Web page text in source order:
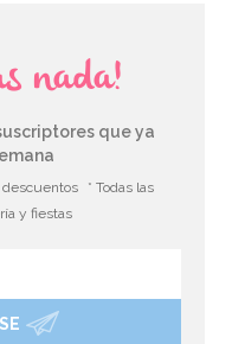
nada!
que ya
descuentos
* Todas las
y fiestas